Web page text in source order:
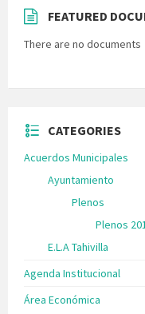
FEATURED
There are no documents
CATEGORIES
Acuerdos Municipales
Ayuntamiento
Plenos
Plenos
E.L.A Tahivilla
Agenda Institucional
Área Económica